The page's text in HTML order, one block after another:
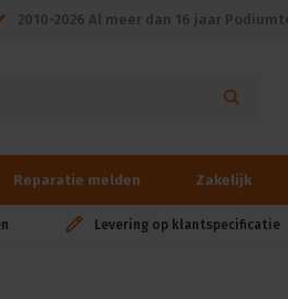
2010-2026 Al meer dan 16 jaar
Reparatie melden Zakelijk
Levering op klantspecificatie